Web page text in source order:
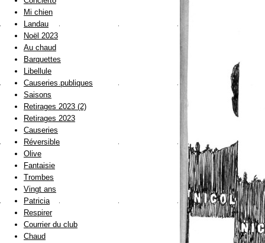
Mi chien
Landau
Noël 2023
Au chaud
Barquettes
Libellule
Causeries publiques
Saisons
Retirages 2023 (2)
Retirages 2023
Causeries
Réversible
Olive
Fantaisie
Trombes
Vingt ans
Patricia
Respirer
Courrier du club
Chaud